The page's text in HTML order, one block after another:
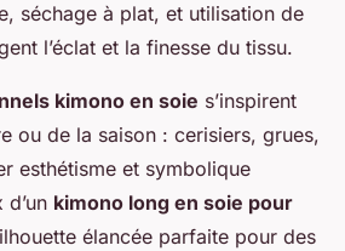
séchage à plat, et utilisation de
l’éclat et la finesse du tissu.
kimono en soie s’inspirent
ou de la saison : cerisiers, grues,
esthétisme et symbolique
kimono long en soie pour
élancée parfaite pour des